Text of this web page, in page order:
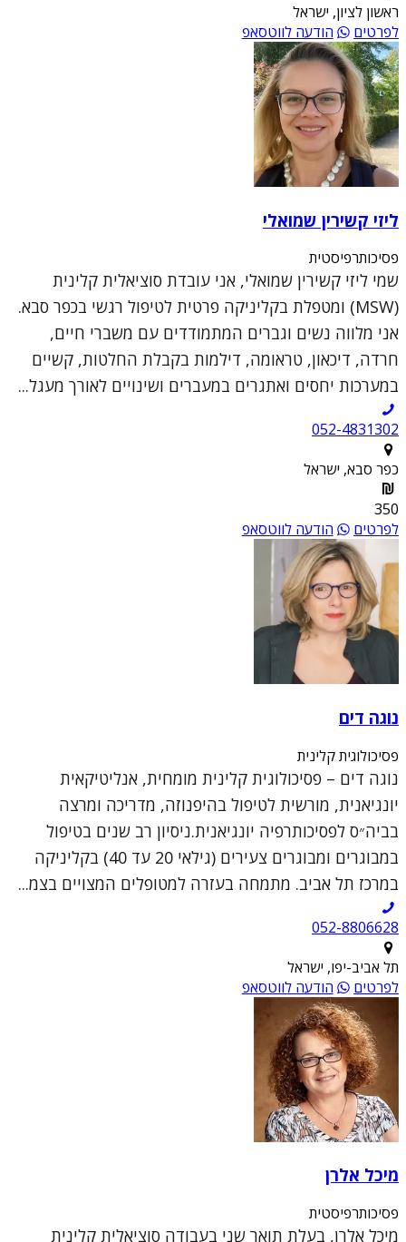
ראשון לציון, ישראל
לפרטים
הודעה לווטסאפ
ליזי קשירין שמואלי
פסיכותרפיסטית
שמי ליזי קשירין שמואלי, אני עובדת סוציאלית קלינית
(MSW) ומטפלת בקליניקה פרטית לטיפול רגשי בכפר סבא.
אני מלווה נשים וגברים המתמודדים עם משברי חיים,
חרדה, דיכאון, טראומה, דילמות בקבלת החלטות, קשיים
במערכות יחסים ואתגרים במעברים ושינויים לאורך מעגל...
052-4831302
כפר סבא, ישראל
350
לפרטים
הודעה לווטסאפ
נוגה דים
פסיכולוגית קלינית
נוגה דים – פסיכולוגית קלינית מומחית, אנליטיקאית
יונגיאנית, מורשית לטיפול בהיפנוזה, מדריכה ומרצה
בביה״ס לפסיכותרפיה יונגיאנית.ניסיון רב שנים בטיפול
במבוגרים ומבוגרים צעירים (גילאי 20 עד 40) בקליניקה
במרכז תל אביב. מתמחה בעזרה למטופלים המצויים בצמ...
052-8806628
תל אביב-יפו, ישראל
לפרטים
הודעה לווטסאפ
מיכל אלרן
פסיכותרפיסטית
מיכל אלרן, בעלת תואר שני בעבודה סוציאלית קלינית